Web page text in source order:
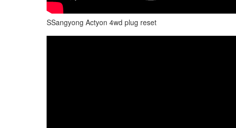
SSangyong Actyon 4wd plug reset